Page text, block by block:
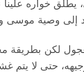
خواره
إلى وصية موسى
لكن بطريقة
حتى لا